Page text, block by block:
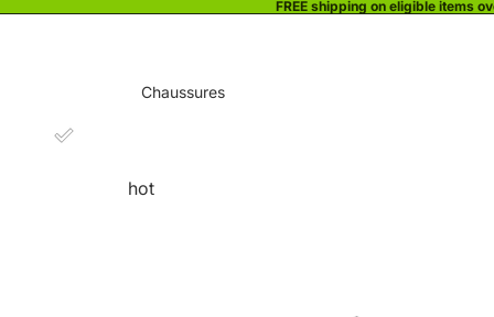
FREE shipping on eligible items
Chaussures
hot